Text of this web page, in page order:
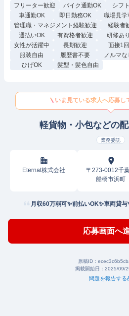
フリーター歓迎 バイク通勤OK シフ
車通勤OK
即日勤務OK
職場見学
管理職・マネジメント経験歓迎
経験者
週払いOK
有資格者歓迎 研修あり
女性が活躍中
長期歓迎 面接1回
服装自由
履歴書不要 ノルマな
ひげOK
髪型・髪色自由
いま見ている求人へ応募し
軽貨物・小包などの
業務委託
Eternal株式会社
〒273-0012千
船橋市浜町
月収60万弱可✨前払いOK✨車両貸
応募画面へ
原稿ID：
掲載開始日： 2025/09/
問題を報告する